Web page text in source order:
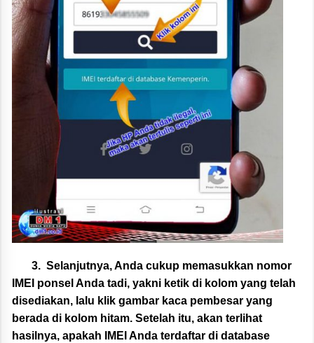
3. Selanjutnya, Anda cukup memasukkan nomor
IMEI ponsel Anda tadi, yakni ketik di kolom yang telah
disediakan, lalu klik gambar kaca pembesar yang
berada di kolom hitam. Setelah itu, akan terlihat
hasilnya, apakah IMEI Anda terdaftar di database